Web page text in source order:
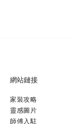
網站鏈接
家裝攻略
靈感圖片
師傅入駐